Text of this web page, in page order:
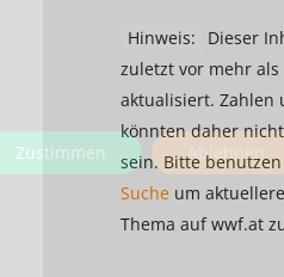
Hinweis:
Dieser
zuletzt vor mehr als
aktualisiert. Zahlen
könnten daher
sein. Bitte benutzen
Sucheum
Thema auf wwf.at
Zustimmen Ablehnen